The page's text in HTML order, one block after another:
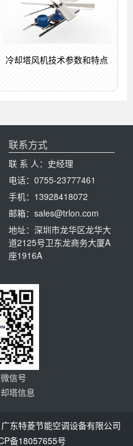
冷却塔风机技术参数和特点
联系方式
联 系 人：史经理
电话：0755-23777461
手机：13928418072
邮箱：sales@trlon.com
地址：深圳市龙华区龙华大
道2125号卫东龙商务大厦A
座1916A
信号
塔信息
东特菱节能空调设备有限公司
备18057655号